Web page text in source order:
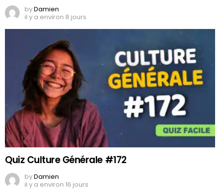
byDamien
il y a environ 8 jours
Quiz Culture Générale #172
byDamien
il y a environ 16 jours